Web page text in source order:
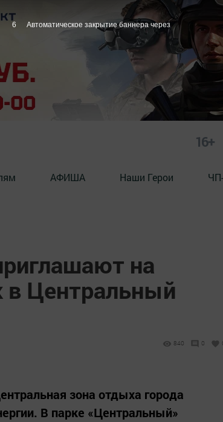
16+
АФИША Наши Герои
на
в Центральный
840 0
зона отдыха города
В парке «Центральный»
5 Автоматическое закрытие баннера через